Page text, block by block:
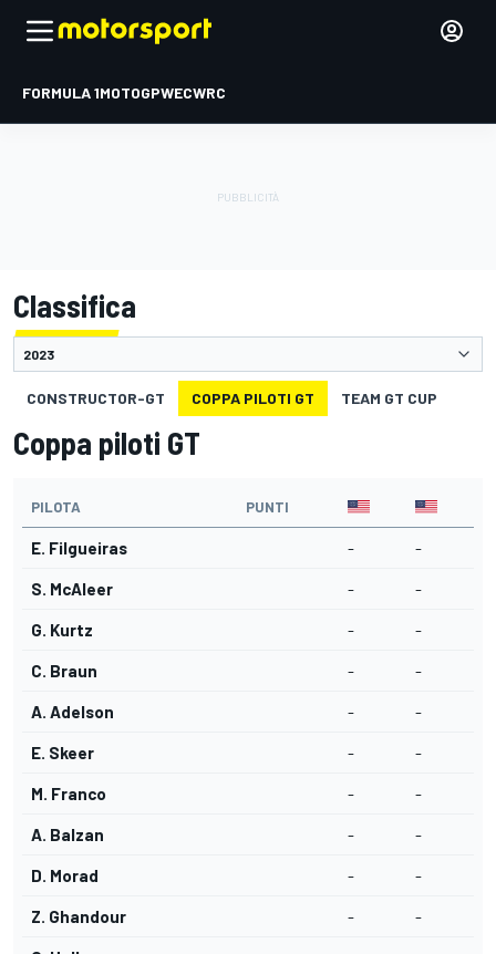
FORMULA 1MOTOGPWECWRC
Classifica
CONSTRUCTOR-GT COPPA PILOTI GT TEAM GT CUP
Coppa piloti GT
PILOTA PUNTI
E. Filgueiras - -
S. McAleer - -
G. Kurtz - -
C. Braun - -
A. Adelson - -
E. Skeer - -
M. Franco - -
A. Balzan - -
D. Morad - -
Z. Ghandour - -